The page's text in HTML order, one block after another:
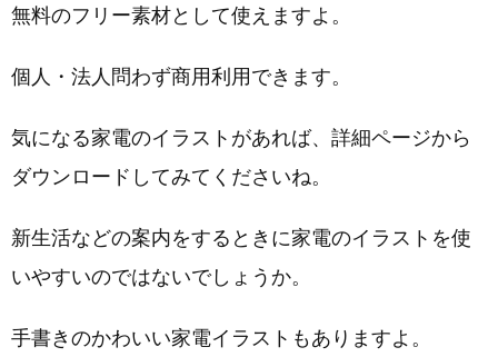
無料のフリー素材として使えますよ。
個人・法人問わず商用利用できます。
気になる家電のイラストがあれば、詳細ページから
ダウンロードしてみてくださいね。
新生活などの案内をするときに家電のイラストを使
いやすいのではないでしょうか。
手書きのかわいい家電イラストもありますよ。